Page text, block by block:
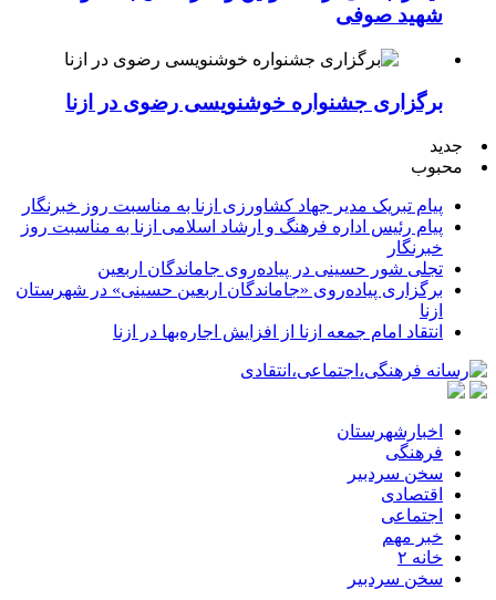
شهید صوفی
برگزاری جشنواره خوشنویسی رضوی در ازنا
جدید
محبوب
پیام تبریک مدیر جهاد کشاورزی ازنا به مناسبت روز خبرنگار
پیام رئیس اداره فرهنگ و ارشاد اسلامی ازنا به مناسبت روز
خبرنگار
تجلی شور حسینی در پیاده‌روی جاماندگان اربعین
برگزاری پیاده‌روی «جاماندگان اربعین حسینی» در شهرستان
ازنا
انتقاد امام جمعه ازنا از افزایش اجاره‌بها در ازنا
اخبارشهرستان
فرهنگی
سخن سردبیر
اقتصادی
اجتماعی
خبر مهم
خانه ۲
سخن سردبیر